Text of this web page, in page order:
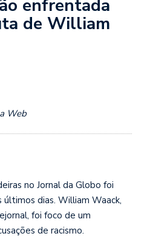
enfrentada
de William
Web
no Jornal da Globo foi
dias. William Waack,
foi foco de um
de racismo.